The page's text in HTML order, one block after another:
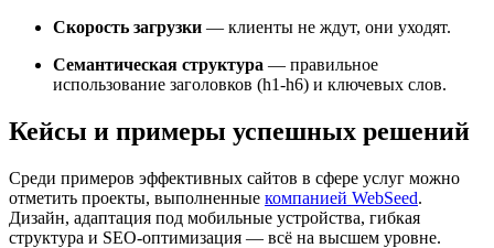
Скорость загрузки — клиенты не ждут, они уходят.
Семантическая структура — правильное
использование заголовков (h1-h6) и ключевых слов.
Кейсы и примеры успешных решений
Среди примеров эффективных сайтов в сфере услуг можно
отметить проекты, выполненные компанией WebSeed.
Дизайн, адаптация под мобильные устройства, гибкая
структура и SEO-оптимизация — всё на высшем уровне.